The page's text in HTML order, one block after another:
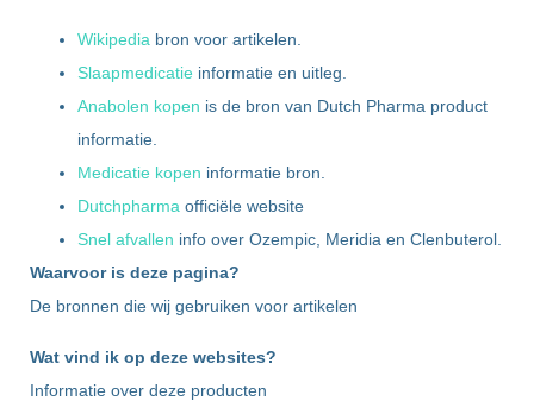
Wikipedia bron voor artikelen.
Slaapmedicatie informatie en uitleg.
Anabolen kopen is de bron van Dutch Pharma product
informatie.
Medicatie kopen informatie bron.
Dutchpharma officiële website
Snel afvallen info over Ozempic, Meridia en Clenbuterol.
Waarvoor is deze pagina?
De bronnen die wij gebruiken voor artikelen
Wat vind ik op deze websites?
Informatie over deze producten